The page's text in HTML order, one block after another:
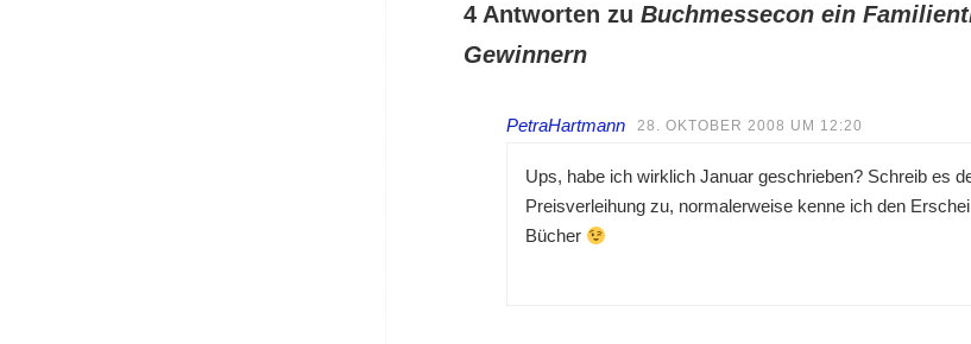
4 Antworten zu Buchmessecon ein
Gewinnern
PetraHartmann 28. OKTOBER 2008 UM 12:20
Ups, habe ich wirklich Januar geschrieben? Schreib es
Preisverleihung zu, normalerweise kenne ich den
Bücher